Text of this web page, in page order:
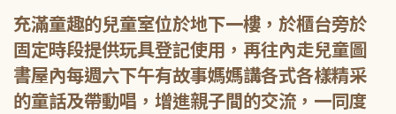
充滿童趣的兒童室位於地下一樓，於櫃台旁於
固定時段提供玩具登記使用，再往內走兒童圖
書屋內每週六下午有故事媽媽講各式各樣精采
的童話及帶動唱，增進親子間的交流，一同度